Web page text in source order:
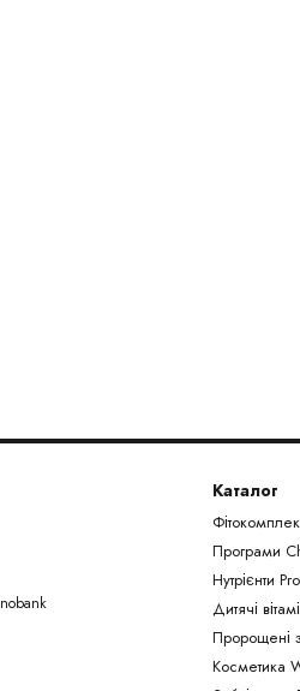
Каталог
Програми
Нутрієнти
Дитячі
Пророщені
Косметика